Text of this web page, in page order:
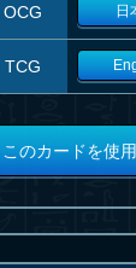
OCG 日
TCG
このカードを使